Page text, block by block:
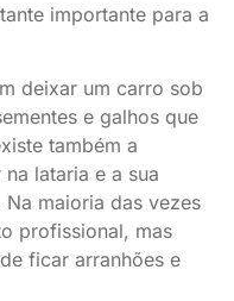
importante para a
deixar um carro sob
e galhos que
também a
lataria e a sua
maioria das vezes
profissional, mas
ficar arranhões e